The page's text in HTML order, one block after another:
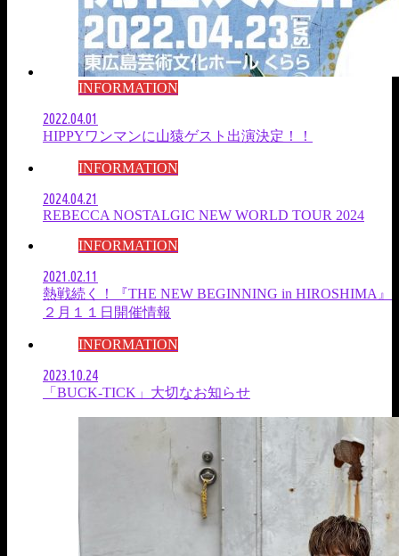
INFORMATION
2022.04.01
HIPPYワンマンに山猿ゲスト出演決定！！
INFORMATION
2024.04.21
REBECCA NOSTALGIC NEW WORLD TOUR 2024
INFORMATION
2021.02.11
熱戦続く！『THE NEW BEGINNING in HIROSHIMA』
２月１１日開催情報
INFORMATION
2023.10.24
「BUCK-TICK」大切なお知らせ